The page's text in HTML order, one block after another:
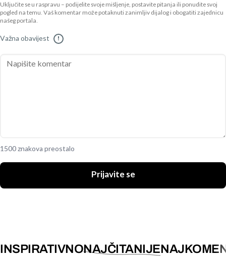
Uključite se u raspravu – podijelite svoje mišljenje, postavite pitanja ili ponudite svoj
pogled na temu. Vaš komentar može potaknuti zanimljiv dijalog i obogatiti zajednicu
našeg portala.
Važna obavijest !
1500 znakova preostalo
Prijavite se
INSPIRATIVNONAJČITANIJE